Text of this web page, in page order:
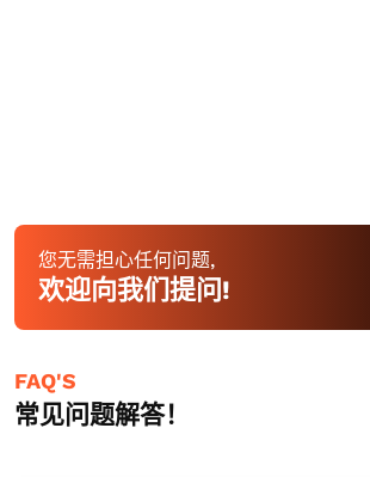
您无需担心任何问题,
欢迎向我们提问!
FAQ'S
常见问题解答！